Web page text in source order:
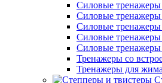
Силовые тренажеры
Силовые тренажеры
Силовые тренажеры
Силовые тренажеры
Силовые
Тренажеры со
Тренажеры для